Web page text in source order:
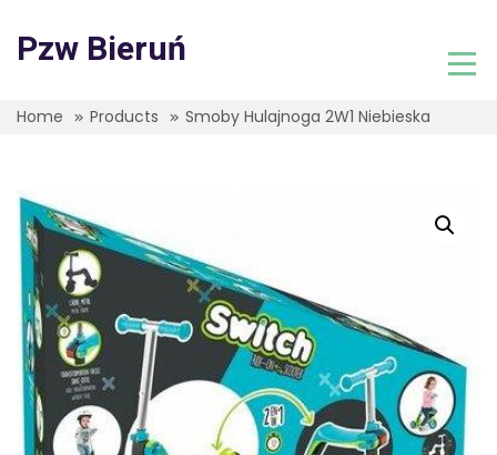
content
Pzw Bieruń
Home Products Smoby Hulajnoga 2W1 Niebieska